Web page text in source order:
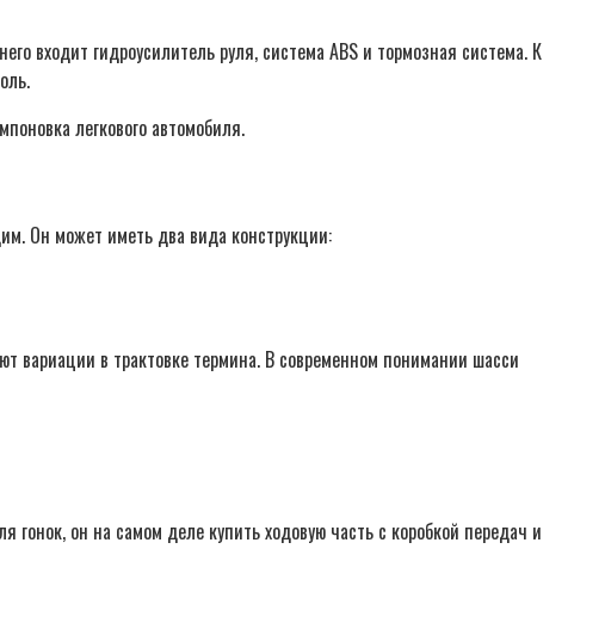
входит гидроусилитель руля, система ABS и тормозная система. К
легкового автомобиля.
Он может иметь два вида конструкции:
вариации в трактовке термина. В современном понимании шасси
он на самом деле купить ходовую часть с коробкой передач и